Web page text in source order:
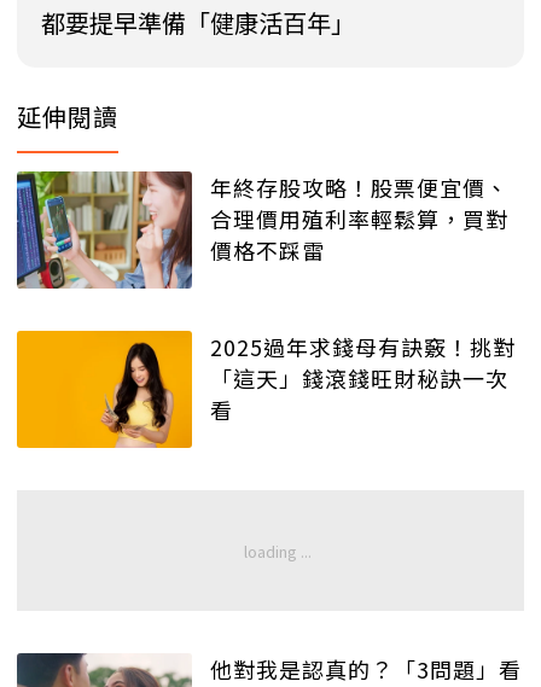
都要提早準備「健康活百年」
延伸閱讀
年終存股攻略！股票便宜價、
合理價用殖利率輕鬆算，買對
價格不踩雷
2025過年求錢母有訣竅！挑對
「這天」錢滾錢旺財秘訣一次
看
他對我是認真的？「3問題」看